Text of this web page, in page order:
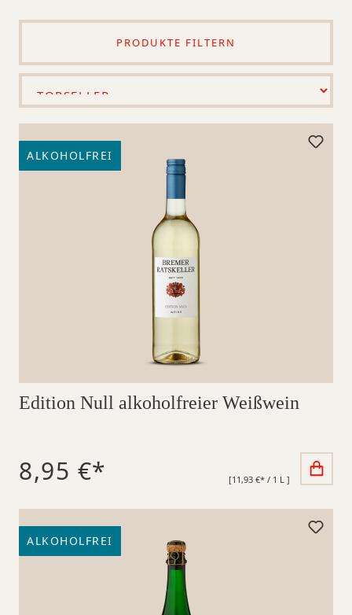
PRODUKTE FILTERN
ALKOHOLFREI
Edition Null alkoholfreier Weißwein
8,95 €* [11,93 €* / 1 L ]
ALKOHOLFREI